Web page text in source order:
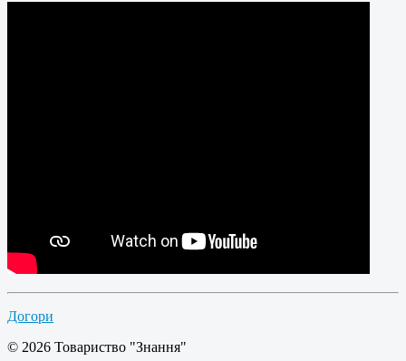
Догори
© 2026 Товариство "Знання"